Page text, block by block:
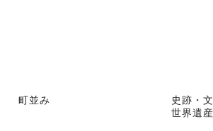
町並み
史跡・
世界遺産